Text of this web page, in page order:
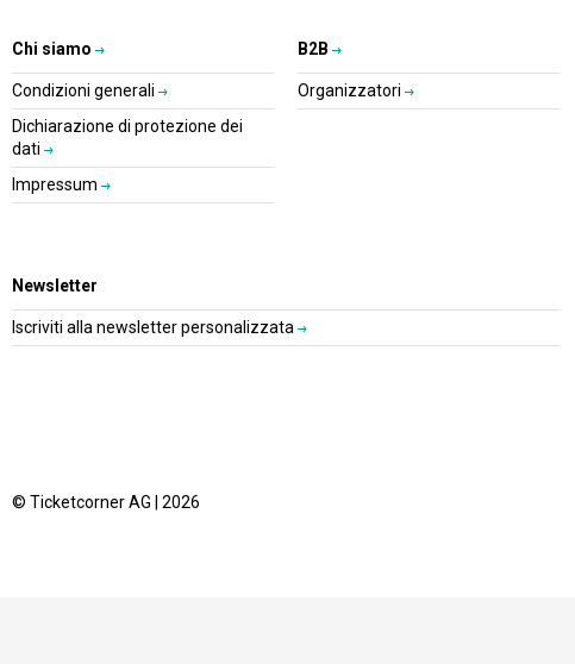
Chi siamo
Condizioni generali
Dichiarazione di protezione dei
dati
Impressum
B2B
Organizzatori
Newsletter
Iscriviti alla newsletter personalizzata
© Ticketcorner AG | 2026